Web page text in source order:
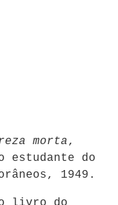
morta,
estudante do
1949.